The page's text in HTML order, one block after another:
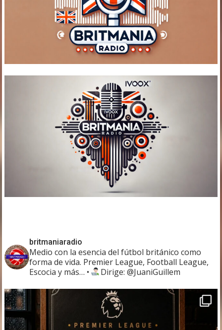
britmaniaradio
Medio con la esencia del fútbol británico como
forma de vida. Premier League, Football League,
Escocia y más… • Dirige: @JuaniGuillem